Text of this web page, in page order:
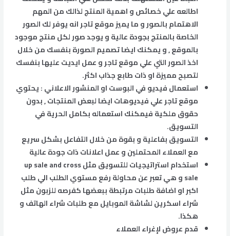
اطالعه علي خصائص و اهمية المنتج لذالك من المهم
الاهتمام بالصور و ما يميز موقع تاجر انه يوفر لك الصور
الخاصة بالمنتج بجودة عالية و يوجد صور لكل منتج موجود
بالموقع , و يمكنك ايضا تصميم الصورة بنفسك من خلال
اخذ الصور التي علي موقع تاجر و عمل ايديت عليها بنفسك
لتصبح مميزة او ذات طابع جذاب اكثر.
استعمال فيديو في البوست او المنشور الاعلاني : يحتوي
موقع تاجر علي فيديوهات ايضا لبعض المنتجات , بدون
حقوق ملكية فيمكنك استعماله بكامل الحرية في
التسويق.
التسويق بفاعلية و بقوة من خلال التفاعل بشكل سريع
مع العملاء المحتملين و عمل اعلانات ذات جودة عالية
استخدام استراتيجيات للتسويق مثل up sale and cross
sale و هي تعبر عن محاولة رفع مستوي الطلب الي طلب
اكبر او اضافة طلبات مرتبطة ببعضها كفرصه للزبون مثل
شراء اسكرين لشاشة الموبايل مع طلبات شراء الهاتف و
هكذا.
قدم عروض لإغراء العملاء